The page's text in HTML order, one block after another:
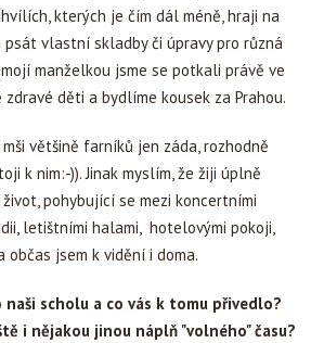
kterých je čím dál méně, hraji na
psát vlastní skladby či úpravy pro různá
manželkou jsme se potkali právě ve
zdravé děti a bydlíme kousek za Prahou.
většině farníků jen záda, rozhodně
k nim:-)). Jinak myslím, že žiji úplně
pohybující se mezi koncertními
letištními halami, hotelovými pokoji,
občas jsem k vidění i doma.
scholu a co vás k tomu přivedlo?
i nějakou jinou náplň "volného" času?